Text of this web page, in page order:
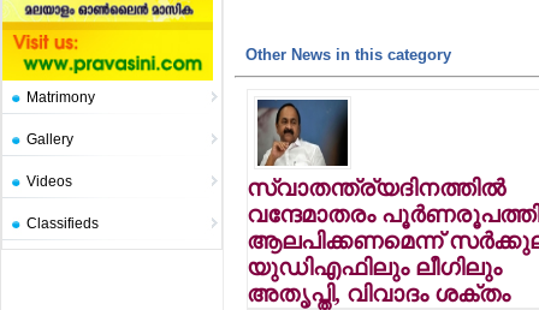
Matrimony
Gallery
Videos
Classifieds
Other News in this category
സ്വാതന്ത്ര്യദിനത്തില്‍
വന്ദേമാതരം
ആലപിക്കണമെന്ന്
യുഡിഎഫിലും ലീഗിലും
അതൃപ്തി, വിവാദം ശക്തം